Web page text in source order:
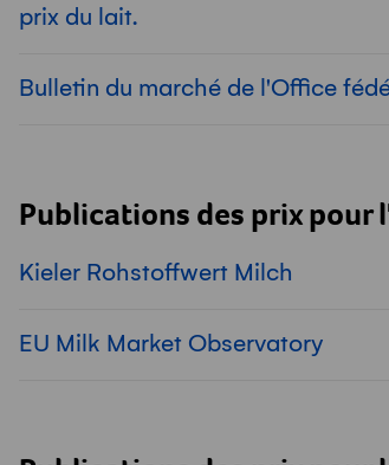
prix du lait.
Bulletin du marché de l'Office
Publications des prix pour
Kieler Rohstoffwert Milch
EU Milk Market Observatory